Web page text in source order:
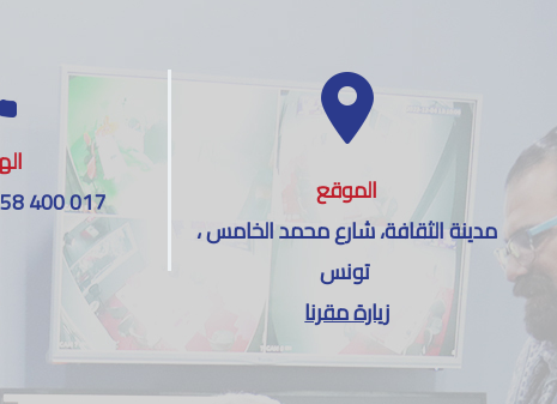
400 017
الموقع
مدينة الثقافة، شارع محمد الخامس ،
تونس
زيارة مقرنا